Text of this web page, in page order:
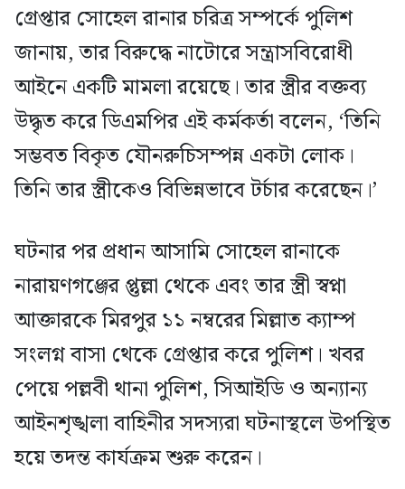
গ্রেপ্তার সোহেল রানার চরিত্র সম্পর্কে পুলিশ
জানায়, তার বিরুদ্ধে নাটোরে সন্ত্রাসবিরোধী
আইনে একটি মামলা রয়েছে। তার স্ত্রীর বক্তব্য
উদ্ধৃত করে ডিএমপির এই কর্মকর্তা বলেন, ‘তিনি
সম্ভবত বিকৃত যৌনরুচিসম্পন্ন একটা লোক।
তিনি তার স্ত্রীকেও বিভিন্নভাবে টর্চার করেছেন।’
ঘটনার পর প্রধান আসামি সোহেল রানাকে
নারায়ণগঞ্জের প্তুল্লা থেকে এবং তার স্ত্রী স্বপ্না
আক্তারকে মিরপুর ১১ নম্বরের মিল্লাত ক্যাম্প
সংলগ্ন বাসা থেকে গ্রেপ্তার করে পুলিশ। খবর
পেয়ে পল্লবী থানা পুলিশ, সিআইডি ও অন্যান্য
আইনশৃঙ্খলা বাহিনীর সদস্যরা ঘটনাস্থলে উপস্থিত
হয়ে তদন্ত কার্যক্রম শুরু করেন।